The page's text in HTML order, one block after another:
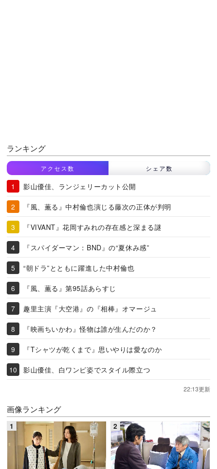
ランキング
アクセス数 シェア数
影山優佳、ランジェリーカット公開
『風、薫る』中村倫也演じる藤次の正体が判明
『VIVANT』花岡すみれの存在感と深まる謎
『スパイダーマン：BND』の“夏休み感”
“朝ドラ”とともに躍進した中村倫也
『風、薫る』第95話あらすじ
趣里主演『大空港』の『相棒』オマージュ
『映画ちいかわ』怪物は誰が生んだのか？
『Tシャツが乾くまで』思いやりは愛なのか
影山優佳、白ワンピ姿でスタイル際立つ
22:13更新
画像ランキング